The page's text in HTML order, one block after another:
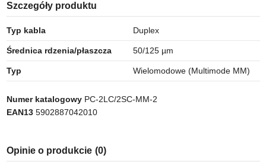
Szczegóły produktu
Typ kabla Duplex
Średnica rdzenia/płaszcza 50/125 µm
Typ Wielomodowe (Multimode MM)
Numer katalogowy PC-2LC/2SC-MM-2
EAN13 5902887042010
Opinie o produkcie (0)